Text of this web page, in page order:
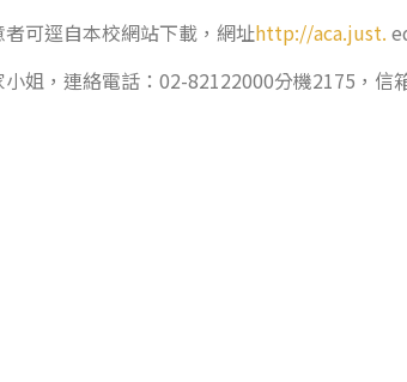
可逕自本校網站下載，網址http://aca.just.
姐，連絡電話：02-82122000分機2175，信